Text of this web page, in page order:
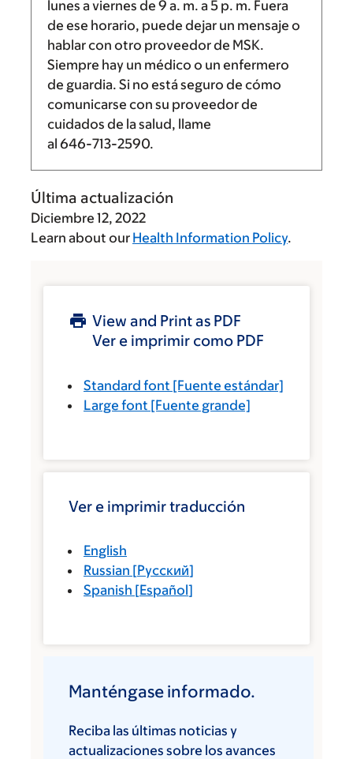
lunes a viernes de 9 a. m. a5 p. m. Fuera
de ese horario, puede dejar un mensaje o
hablar con otro proveedor de MSK.
Siempre hay un médico o un enfermero
de guardia. Si no está seguro de cómo
comunicarse con su proveedor de
cuidados de la salud, llame
al 646-713-2590.
Última actualización
Diciembre 12, 2022
Learn about our Health Information Policy.
View and Print as PDF
Ver e imprimir como PDF
Standard font [Fuente estándar]
Large font [Fuente grande]
Ver e imprimir traducción
English
Russian [Русский]
Spanish [Español]
Manténgase informado.
Reciba las últimas noticias y
actualizaciones sobre los avances